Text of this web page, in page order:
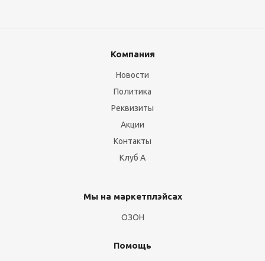
Компания
Новости
Политика
Реквизиты
Акции
Контакты
Клуб А
Мы на маркетплэйсах
ОЗОН
Помощь